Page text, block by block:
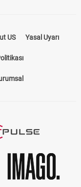
US Yasal Uyarı